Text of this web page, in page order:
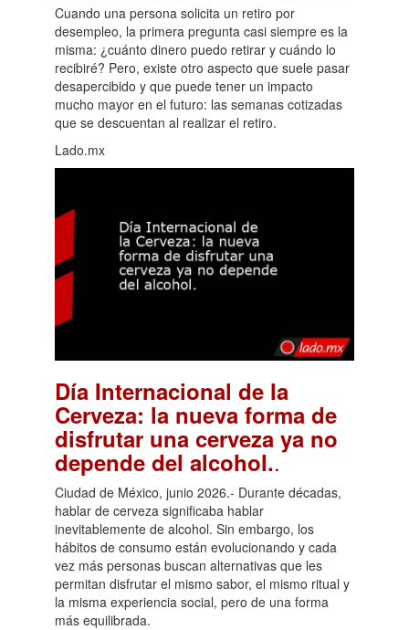
Cuando una persona solicita un retiro por
desempleo, la primera pregunta casi siempre es la
misma: ¿cuánto dinero puedo retirar y cuándo lo
recibiré? Pero, existe otro aspecto que suele pasar
desapercibido y que puede tener un impacto
mucho mayor en el futuro: las semanas cotizadas
que se descuentan al realizar el retiro.
Lado.mx
Día Internacional de la
Cerveza: la nueva forma de
disfrutar una cerveza ya no
depende del alcohol..
Ciudad de México, junio 2026.- Durante décadas,
hablar de cerveza significaba hablar
inevitablemente de alcohol. Sin embargo, los
hábitos de consumo están evolucionando y cada
vez más personas buscan alternativas que les
permitan disfrutar el mismo sabor, el mismo ritual y
la misma experiencia social, pero de una forma
más equilibrada.